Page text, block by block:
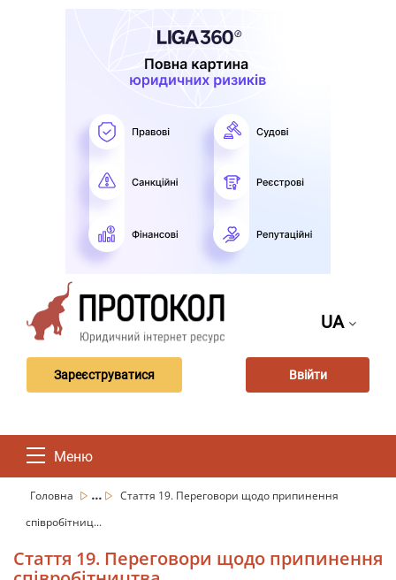
UA
Зареєструватися Ввійти
Меню
Головна ...
Стаття 19. Переговори щодо припинення
співробітниц...
Стаття 19. Переговори щодо припинення